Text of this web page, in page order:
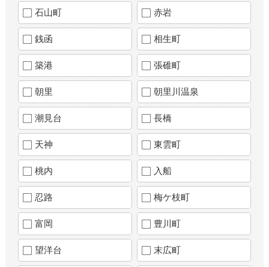
石山町 赤岩
銭函 相生町
築港 張碓町
朝里 朝里川温泉
潮見台 長橋
天神 東雲町
桃内 入船
忍路 梅ケ枝町
富岡 豊川町
望洋台 末広町